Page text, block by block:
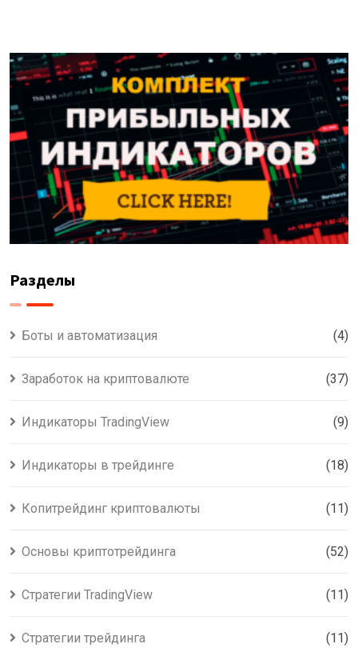
Разделы
Боты и автоматизация (4)
Заработок на криптовалюте (37)
Индикаторы TradingView (9)
Индикаторы в трейдинге (18)
Копитрейдинг криптовалюты (11)
Основы криптотрейдинга (52)
Стратегии TradingView (11)
Стратегии трейдинга (11)